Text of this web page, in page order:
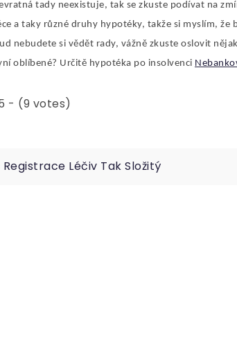
tady neexistuje, tak se zkuste podívat na
a taky různé druhy hypotéky, takže si myslím,
nebudete si vědět rady, vážně zkuste oslovit
oblíbené? Určitě hypotéka po insolvenci
- (9 votes)
Léčiv Tak Složitý